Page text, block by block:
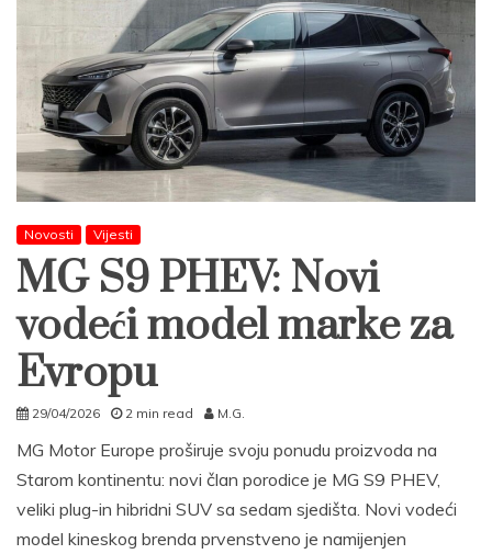
Novosti Vijesti
MG S9 PHEV: Novi
vodeći model marke za
Evropu
29/04/2026 2 min read M.G.
MG Motor Europe proširuje svoju ponudu proizvoda na
Starom kontinentu: novi član porodice je MG S9 PHEV,
veliki plug-in hibridni SUV sa sedam sjedišta. Novi vodeći
model kineskog brenda prvenstveno je namijenjen